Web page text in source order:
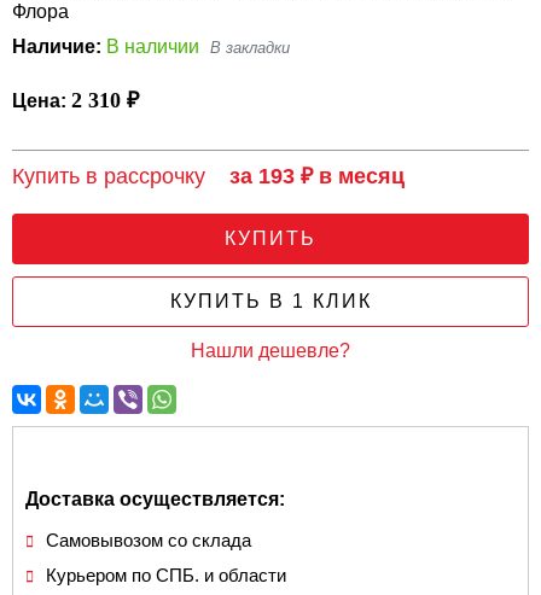
Флора
Наличие: В наличии
Цена: 2 310 ₽
Купить в рассрочку за 193 ₽ в месяц
КУПИТЬ
КУПИТЬ В 1 КЛИК
Нашли дешевле?
Доставка осуществляется:
Самовывозом со склада
Курьером по СПБ. и области